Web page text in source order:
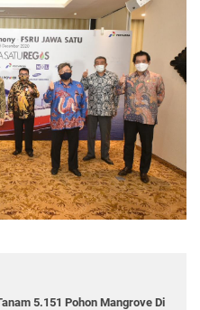
5.151 Pohon Mangrove Di